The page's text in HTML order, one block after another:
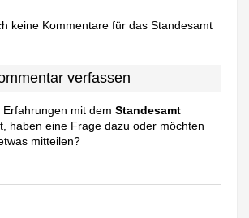
keine Kommentare für das Standesamt
verfassen
Erfahrungen mit demStandesamt
haben eine Frage dazu oder möchten
mitteilen?